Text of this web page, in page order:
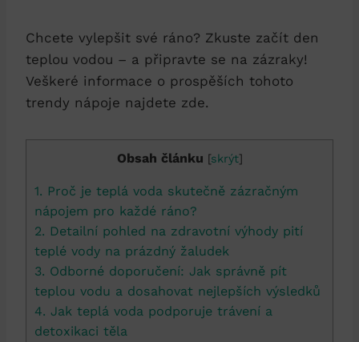
Chcete vylepšit své ráno? Zkuste začít den
teplou vodou – a připravte se na zázraky!
Veškeré informace o prospěších tohoto
trendy nápoje najdete zde.
Obsah článku [skrýt]
1. Proč je teplá voda skutečně zázračným
nápojem pro každé ráno?
2. Detailní pohled na zdravotní výhody pití
teplé vody na prázdný žaludek
3. Odborné doporučení: Jak správně pít
teplou vodu a dosahovat nejlepších výsledků
4. Jak teplá voda podporuje trávení a
detoxikaci těla